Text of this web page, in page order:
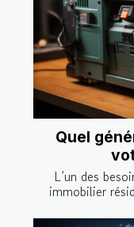
Quel
L’un des
immobilier